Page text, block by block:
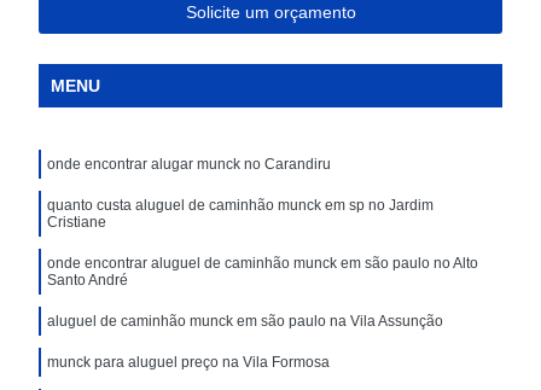
Solicite um orçamento
MENU
onde encontrar alugar munck no Carandiru
quanto custa aluguel de caminhão munck em sp no Jardim
Cristiane
onde encontrar aluguel de caminhão munck em são paulo no Alto
Santo André
aluguel de caminhão munck em são paulo na Vila Assunção
munck para aluguel preço na Vila Formosa